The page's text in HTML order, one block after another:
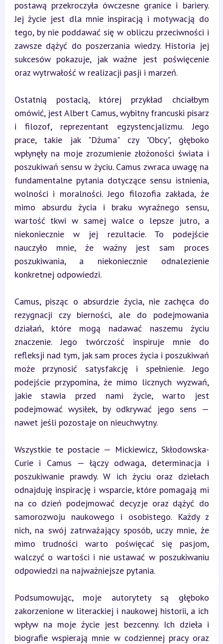
postawą przekroczyła ówczesne granice i bariery.
Jej życie jest dla mnie inspiracją i motywacją do
tego, by nie poddawać się w obliczu przeciwności i
zawsze dążyć do poszerzania wiedzy. Historia jej
sukcesów pokazuje, jak ważne jest poświęcenie
oraz wytrwałość w realizacji pasji i marzeń.
Ostatnią postacią, której przykład chciałbym
omówić, jest Albert Camus, wybitny francuski pisarz
i filozof, reprezentant egzystencjalizmu. Jego
prace, takie jak "Dżuma" czy "Obcy", głęboko
wpłynęły na moje zrozumienie złożoności świata i
poszukiwań sensu w życiu. Camus zwraca uwagę na
fundamentalne pytania dotyczące sensu istnienia,
wolności i moralności. Jego filozofia zakłada, że
mimo absurdu życia i braku wyraźnego sensu,
wartość tkwi w samej walce o lepsze jutro, a
niekoniecznie w jej rezultacie. To podejście
nauczyło mnie, że ważny jest sam proces
poszukiwania, a niekoniecznie odnalezienie
konkretnej odpowiedzi.
Camus, pisząc o absurdzie życia, nie zachęca do
rezygnacji czy bierności, ale do podejmowania
działań, które mogą nadawać naszemu życiu
znaczenie. Jego twórczość inspiruje mnie do
refleksji nad tym, jak sam proces życia i poszukiwań
może przynosić satysfakcję i spełnienie. Jego
podejście przypomina, że mimo licznych wyzwań,
jakie stawia przed nami życie, warto jest
podejmować wysiłek, by odkrywać jego sens —
nawet jeśli pozostaje on nieuchwytny.
Wszystkie te postacie — Mickiewicz, Skłodowska-
Curie i Camus — łączy odwaga, determinacja i
poszukiwanie prawdy. W ich życiu oraz dziełach
odnajduję inspirację i wsparcie, które pomagają mi
na co dzień podejmować decyzje oraz dążyć do
samorozwoju naukowego i osobistego. Każdy z
nich, na swój zatrważający sposób, uczy mnie, że
mimo trudności warto poświęcać się pasjom,
walczyć o wartości i nie ustawać w poszukiwaniu
odpowiedzi na najważniejsze pytania.
Podsumowując, moje autorytety są głęboko
zakorzenione w literackiej i naukowej historii, a ich
wpływ na moje życie jest bezcenny. Ich dzieła i
biografie wspierają mnie w codziennej pracy oraz